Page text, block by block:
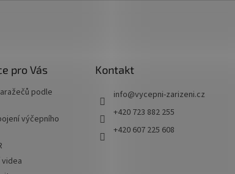
pro Vás
podle
výčepního
Kontakt
info@vycepni-zarizeni.cz
+420 723 882 255
+420 607 225 608